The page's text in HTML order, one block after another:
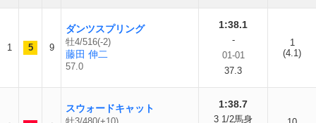
1 5 9
ダンツスプリング
牡4/516(-2)
藤田 伸二
57.0
1:38.1
-
01-01
37.3
1
(4.1)
スウォードキャット 1:38.7
3 1/2馬身